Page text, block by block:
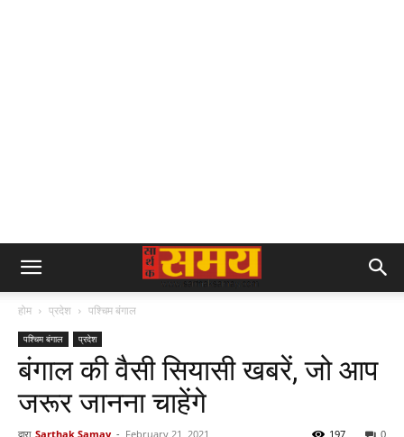
होम प्रदेश पश्चिम बंगाल
पश्चिम बंगाल प्रदेश
बंगाल की वैसी सियासी खबरें, जो आप
जरूर जानना चाहेंगे
द्वारा Sarthak Samay - February 21, 2021 0
197